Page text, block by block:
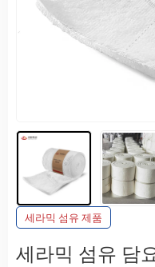
세라믹 섬유 제품
세라믹 섬유 담